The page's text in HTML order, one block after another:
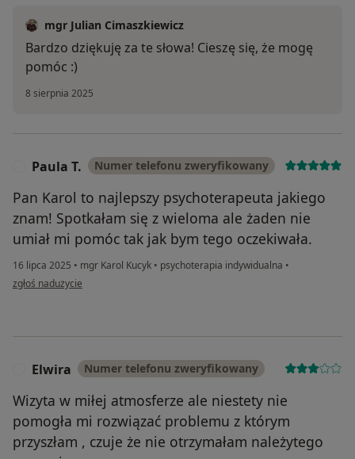
mgr Julian Cimaszkiewicz
Bardzo dziękuję za te słowa! Cieszę się, że mogę
pomóc :)
8 sierpnia 2025
Paula T. Numer telefonu zweryfikowany
Pan Karol to najlepszy psychoterapeuta jakiego
znam! Spotkałam się z wieloma ale żaden nie
umiał mi pomóc tak jak bym tego oczekiwała.
16 lipca 2025 • mgr Karol Kucyk • psychoterapia indywidualna •
w opinii użytkownika Paula T.
zgłoś nadużycie
Elwira Numer telefonu zweryfikowany
Wizyta w miłej atmosferze ale niestety nie
pomogła mi rozwiązać problemu z którym
przyszłam , czuje że nie otrzymałam należytego